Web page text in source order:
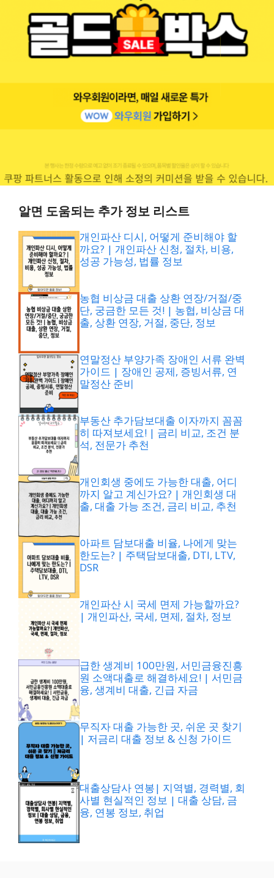
알면 도움되는 추가 정보 리스트
개인파산 디시, 어떻게 준비해야 할
까요? | 개인파산 신청, 절차, 비용,
성공 가능성, 법률 정보
농협 비상금 대출 상환 연장/거절/중
단, 궁금한 모든 것! | 농협, 비상금 대
출, 상환 연장, 거절, 중단, 정보
연말정산 부양가족 장애인 서류 완벽
가이드 | 장애인 공제, 증빙서류, 연
말정산 준비
부동산 추가담보대출 이자까지 꼼꼼
히 따져보세요! | 금리 비교, 조건 분
석, 전문가 추천
개인회생 중에도 가능한 대출, 어디
까지 알고 계신가요? | 개인회생 대
출, 대출 가능 조건, 금리 비교, 추천
아파트 담보대출 비율, 나에게 맞는
한도는? | 주택담보대출, DTI, LTV,
DSR
개인파산 시 국세 면제 가능할까요?
| 개인파산, 국세, 면제, 절차, 정보
급한 생계비 100만원, 서민금융진흥
원 소액대출로 해결하세요! | 서민금
융, 생계비 대출, 긴급 자금
무직자 대출 가능한 곳, 쉬운 곳 찾기
| 저금리 대출 정보 & 신청 가이드
대출상담사 연봉| 지역별, 경력별, 회
사별 현실적인 정보 | 대출 상담, 금
융, 연봉 정보, 취업